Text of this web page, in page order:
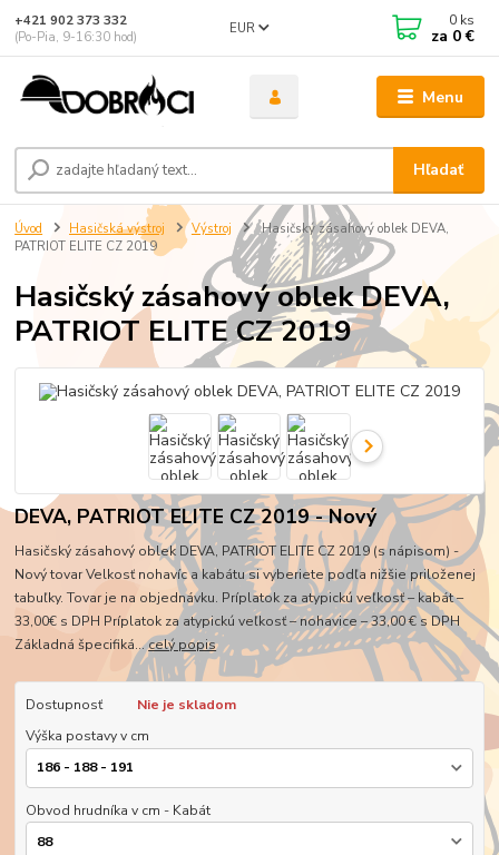
Menu
EUR
Hľadať
+421 902 373 332
(Po-Pia, 9-16:30 hod)
0 ks
za 0 €
Úvod Hasičská výstroj Výstroj
Hasičský zásahový oblek DEVA,
PATRIOT ELITE CZ 2019
Hasičský zásahový oblek DEVA,
PATRIOT ELITE CZ 2019
DEVA, PATRIOT ELITE CZ 2019 - Nový
Hasičský zásahový oblek DEVA, PATRIOT ELITE CZ 2019 (s nápisom) -
Nový tovar Velkosť nohavíc a kabátu si vyberiete podľa nižšie priloženej
tabuľky. Tovar je na objednávku. Príplatok za atypickú veľkosť – kabát –
33,00€ s DPH Príplatok za atypickú veľkosť – nohavice – 33,00 € s DPH
Základná špecifiká...celý popis
Dostupnosť
Nie je skladom
Výška postavy v cm
Obvod hrudníka v cm - Kabát